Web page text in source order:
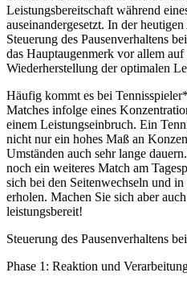
Leistungsbereitschaft während
auseinandergesetzt. In der
Steuerung des Pausenverhaltens
das Hauptaugenmerk vor allem
Wiederherstellung der optimalen
Häufig kommt es bei
Matches infolge eines
einem Leistungseinbruch. Ein
nicht nur ein hohes Maß an
Umständen auch sehr lange
noch ein weiteres Match am
sich bei den Seitenwechseln und
erholen. Machen Sie sich aber
leistungsbereit!
Steuerung des Pausenverhaltens
Phase 1: Reaktion und